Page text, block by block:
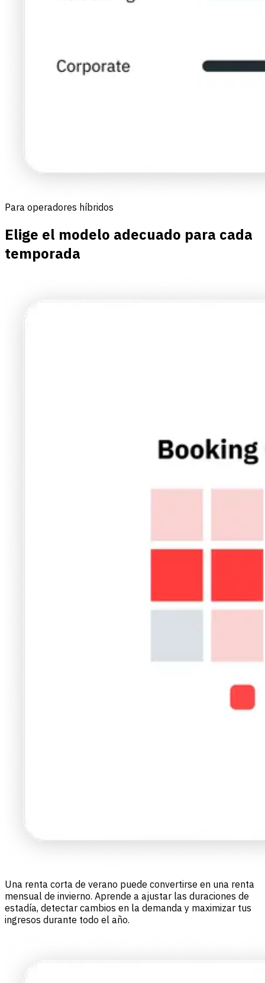
Para operadores híbridos
Elige el modelo adecuado para cada
temporada
Una renta corta de verano puede convertirse en una renta
mensual de invierno. Aprende a ajustar las duraciones de
estadía, detectar cambios en la demanda y maximizar tus
ingresos durante todo el año.